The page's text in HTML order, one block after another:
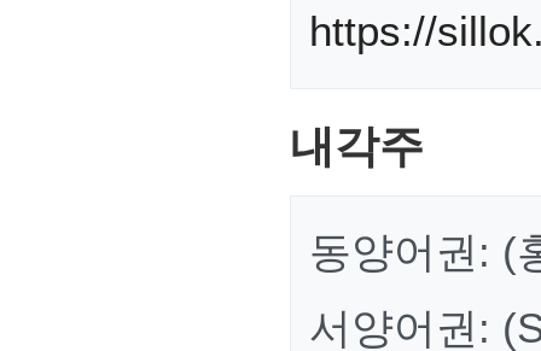
https://
내각주
동양어권: (
서양어권: